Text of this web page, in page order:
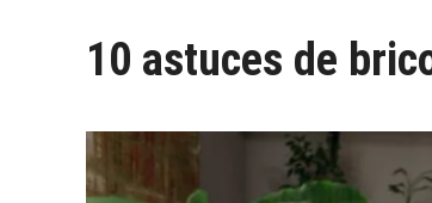
10 astuces de